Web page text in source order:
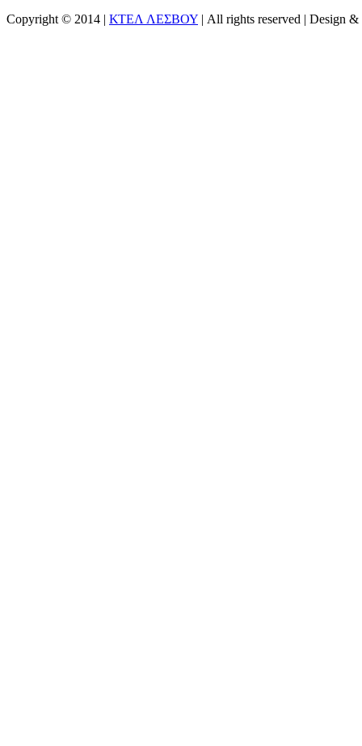
Copyright © 2014 | ΚΤΕΛ ΛΕΣΒΟΥ | All rights reserved | Design &